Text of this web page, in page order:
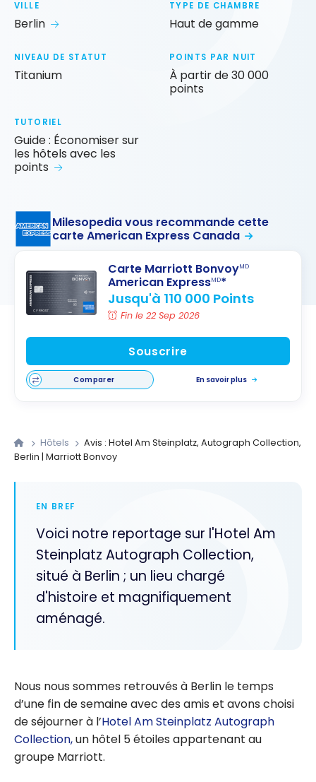
VILLE
Berlin
TYPE DE CHAMBRE
Haut de gamme
NIVEAU DE STATUT
Titanium
POINTS PAR NUIT
À partir de 30 000
points
TUTORIEL
Guide : Économiser sur
les hôtels avec les
points
Milesopedia vous recommande cette
carte American Express Canada
Carte Marriott BonvoyMD
American ExpressMD*
Jusqu'à 110 000 Points
Fin le 22 Sep 2026
Souscrire
Comparer En savoir plus
Hôtels
Avis : Hotel Am Steinplatz, Autograph Collection,
Berlin | Marriott Bonvoy
EN BREF
Voici notre reportage sur l'Hotel Am
Steinplatz Autograph Collection,
situé à Berlin ; un lieu chargé
d'histoire et magnifiquement
aménagé.
Nous nous sommes retrouvés à Berlin le temps
d’une fin de semaine avec des amis et avons choisi
de séjourner à l’Hotel Am Steinplatz Autograph
Collection,un hôtel 5 étoiles appartenant au
groupe Marriott.